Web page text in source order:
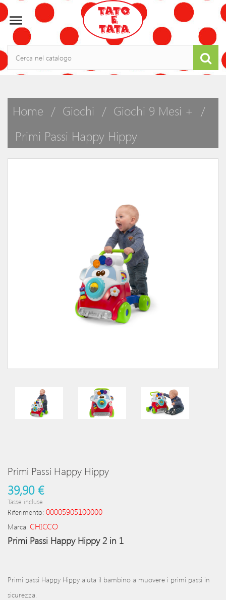

Home Giochi
Giochi 9 Mesi +
Primi Passi Happy Hippy
Primi Passi Happy Hippy
39,90 €
Tasse incluse
Riferimento: 00005905100000
Marca: CHICCO
Primi Passi Happy Hippy 2 in 1
Primi passi Happy Hippy aiuta il bambino a muovere i primi passi in
sicurezza.